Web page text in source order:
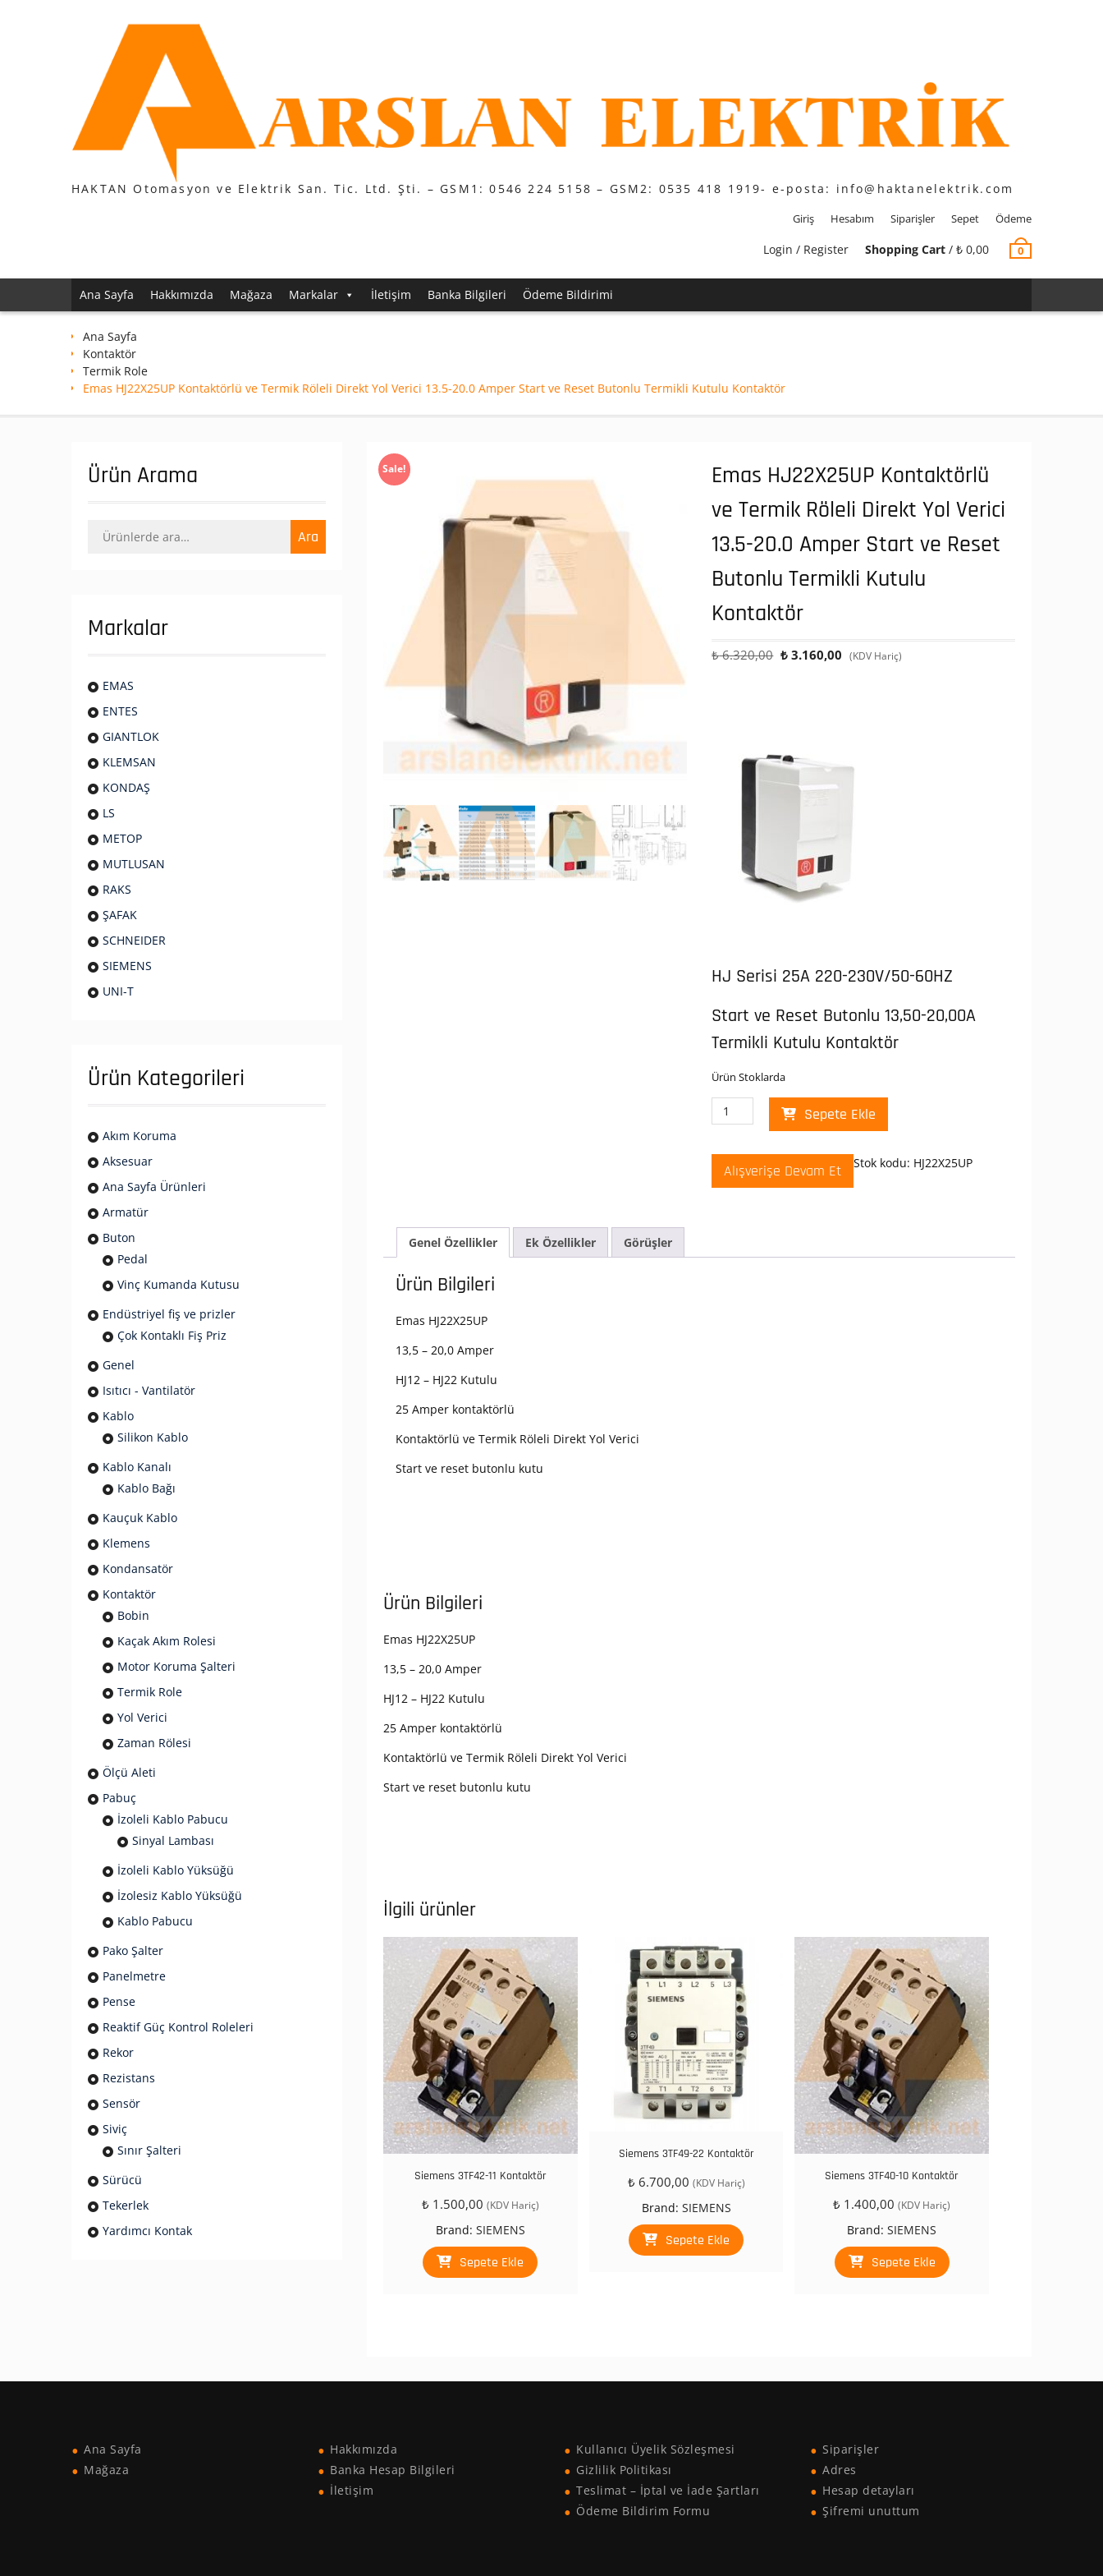
HAKTAN Otomasyon ve Elektrik San. Tic. Ltd. Şti. – GSM1: 0546 224 5158 – GSM2: 0535 418 1919- e-posta: info@haktanelektrik.com
Giriş Hesabım Siparişler Sepet Ödeme
Login / Register Shopping Cart / ₺ 0,00 0
Ana Sayfa Hakkımızda Mağaza Markalar İletişim Banka Bilgileri Ödeme Bildirimi
Ana Sayfa
Kontaktör
Termik Role
Emas HJ22X25UP Kontaktörlü ve Termik Röleli Direkt Yol Verici 13.5-20.0 Amper Start ve Reset Butonlu Termikli Kutulu Kontaktör
Sale!
Emas HJ22X25UP Kontaktörlü
ve Termik Röleli Direkt Yol Verici
13.5-20.0 Amper Start ve Reset
Butonlu Termikli Kutulu
Kontaktör
₺6.320,00 Orijinal
₺ 3.160,00 Şu
(KDV Hariç)
HJ Serisi 25A 220-230V/50-60HZ
Start ve Reset Butonlu 13,50-20,00A
Termikli Kutulu Kontaktör
Ürün Stoklarda
Emas
HJ22X25UP
ve
Termik
Röleli
13.5-
Sepete Ekle
Alışverişe Devam Et Stok kodu: HJ22X25UP
Genel Özellikler Ek Özellikler Görüşler
Ürün Bilgileri
Emas HJ22X25UP
13,5 – 20,0 Amper
HJ12 – HJ22 Kutulu
25 Amper kontaktörlü
Kontaktörlü ve Termik Röleli Direkt Yol Verici
Start ve reset butonlu kutu
Ürün Bilgileri
Emas HJ22X25UP
13,5 – 20,0 Amper
HJ12 – HJ22 Kutulu
25 Amper kontaktörlü
Kontaktörlü ve Termik Röleli Direkt Yol Verici
Start ve reset butonlu kutu
İlgili ürünler
Siemens 3TF42-11 Kontaktör
₺ 1.500,00 (KDV Hariç)
Brand: SIEMENS
Sepete Ekle
Siemens 3TF49-22 Kontaktör
₺ 6.700,00 (KDV Hariç)
Brand: SIEMENS
Sepete Ekle
Siemens 3TF40-10 Kontaktör
₺ 1.400,00 (KDV Hariç)
Brand:SIEMENS
Sepete Ekle
Ürün Arama
Ara: Ara
Markalar
EMAS
ENTES
GIANTLOK
KLEMSAN
KONDAŞ
LS
METOP
MUTLUSAN
RAKS
ŞAFAK
SCHNEIDER
SIEMENS
UNI-T
Ürün Kategorileri
Akım Koruma
Aksesuar
Ana Sayfa Ürünleri
Armatür
Buton
Pedal
Vinç Kumanda Kutusu
Endüstriyel fiş ve prizler
Çok Kontaklı Fiş Priz
Genel
Isıtıcı - Vantilatör
Kablo
Silikon Kablo
Kablo Kanalı
Kablo Bağı
Kauçuk Kablo
Klemens
Kondansatör
Kontaktör
Bobin
Kaçak Akım Rolesi
Motor Koruma Şalteri
Termik Role
Yol Verici
Zaman Rölesi
Ölçü Aleti
Pabuç
İzoleli Kablo Pabucu
Sinyal Lambası
İzoleli Kablo Yüksüğü
İzolesiz Kablo Yüksüğü
Kablo Pabucu
Pako Şalter
Panelmetre
Pense
Reaktif Güç Kontrol Roleleri
Rekor
Rezistans
Sensör
Siviç
Sınır Şalteri
Sürücü
Tekerlek
Yardımcı Kontak
Ana Sayfa
Mağaza
Hakkımızda
Banka Hesap Bilgileri
İletişim
Kullanıcı Üyelik Sözleşmesi
Gizlilik Politikası
Teslimat – İptal ve İade Şartları
Ödeme Bildirim Formu
Siparişler
Adres
Hesap detayları
Şifremi unuttum